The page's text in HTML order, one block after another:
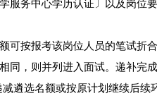
服务中心学历认证〕以及岗位
可按报考该岗位人员的笔试折
同，则并列进入面试。递补完
遴选名额或按原计划继续后续